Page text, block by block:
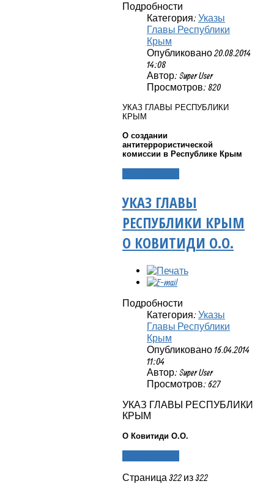
Подробности
Категория: Указы
Главы Республики
Крым
Опубликовано 20.08.2014
14:08
Автор: Super User
Просмотров: 820
УКАЗ ГЛАВЫ РЕСПУБЛИКИ
КРЫМ
О создании
антитеррористической
комиссии в Республике Крым
УКАЗ ГЛАВЫ
РЕСПУБЛИКИ КРЫМ
О КОВИТИДИ О.О.
Подробности
Категория: Указы
Главы Республики
Крым
Опубликовано 16.04.2014
11:04
Автор: Super User
Просмотров: 627
УКАЗ ГЛАВЫ РЕСПУБЛИКИ
КРЫМ
О Ковитиди О.О.
Страница 322 из 322